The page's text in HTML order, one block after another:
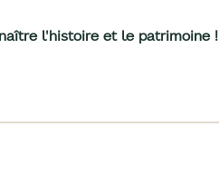
l'histoire et le patrimoine !